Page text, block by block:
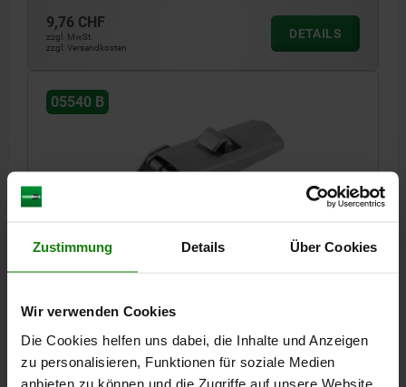
Zustimmung Details Über Cookies
Wir verwenden Cookies
Die Cookies helfen uns dabei, die Inhalte und Anzeigen
zu personalisieren, Funktionen für soziale Medien
anbieten zu können und die Zugriffe auf unsere Website
9,76 CHF
zzgl. MwSt.
zzgl. Versandkosten
DETAILS
05540 B
SPANNVERSCHLUSS MIT SPANNHAKEN
EINSTELLBAR, ANSCHRAUBBOHRUNG SICHTBAR,
F1=1000
HALTEKRAFT F1 N=1000
05540-2420722